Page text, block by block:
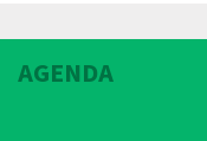
AGENDA